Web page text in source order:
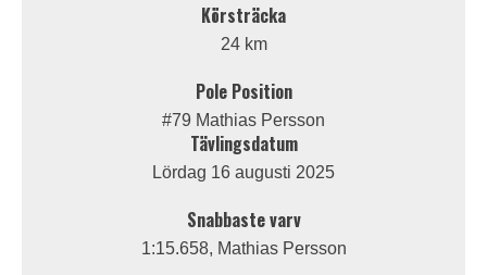
Körsträcka
24 km
Pole Position
#79 Mathias Persson
Tävlingsdatum
Lördag 16 augusti 2025
Snabbaste varv
1:15.658, Mathias Persson